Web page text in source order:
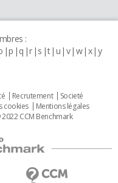
:
p q r s t u v w x y
Recrutement
Societé
cookies
Mentions légales
CCM Benchmark